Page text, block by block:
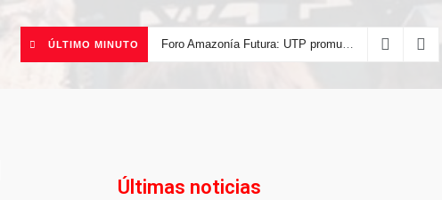
ÚLTIMO MINUTO Foro Amazonía Futura: UTP promueve la innovación tecnológica y el desarrollo sostenible de la Amazonía peruana
Últimas noticias